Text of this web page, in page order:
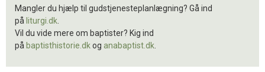
Mangler du hjælp til gudstjenesteplanlægning? Gå ind
på liturgi.dk
Vil du vide mere om baptister? Kig ind
på baptisthistorie.dkog anabaptist.dk